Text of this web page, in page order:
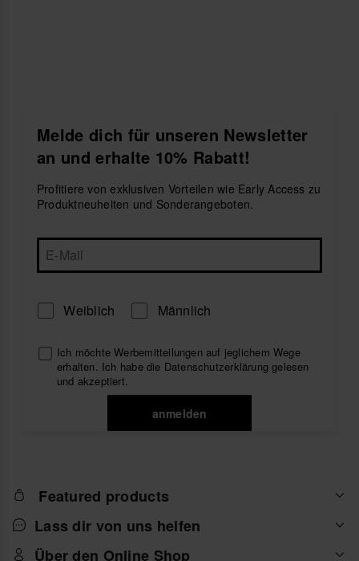
Melde dich für unseren Newsletter
an und erhalte 10% Rabatt!
Profitiere von exklusiven Vorteilen wie Early Access zu
Produktneuheiten und Sonderangeboten.
Weiblich Männlich
Ich möchte Werbemitteilungen auf jeglichem Wege
erhalten. Ich habe die Datenschutzerklärung gelesen
und akzeptiert.
anmelden
Featured products
Lass dir von uns helfen
Über den Online Shop